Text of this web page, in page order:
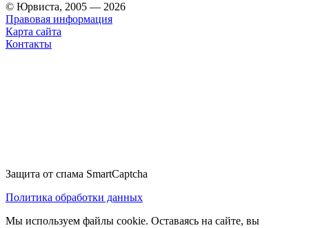
© Юрвиста, 2005 — 2026
Правовая информация
Карта сайта
Контакты
Защита от спама SmartCaptcha
Политика обработки данных
Мы используем файлы cookie. Оставаясь на сайте, вы